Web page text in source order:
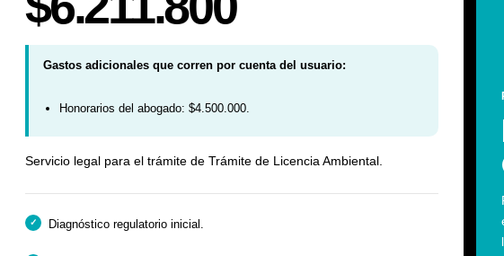
Gastos adicionales que corren por cuenta del usuario:
Honorarios del abogado: $4.500.000.
Servicio legal para el trámite de Trámite de Licencia Ambiental.
Diagnóstico regulatorio inicial.